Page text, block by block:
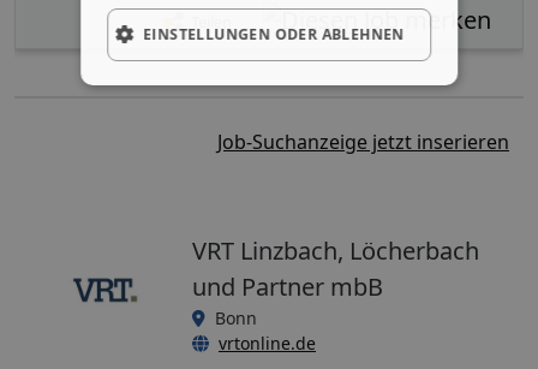
Job-Suchanzeige jetzt inserieren
VRT Linzbach, Löcherbach
und Partner mbB
Bonn
vrtonline.de
EINSTELLUNGEN ODER ABLEHNEN